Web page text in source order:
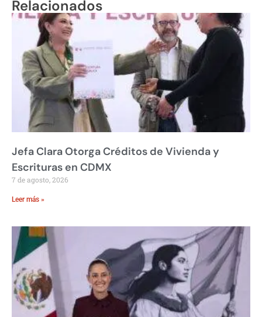
Relacionados
Jefa Clara Otorga Créditos de Vivienda y
Escrituras en CDMX
7 de agosto, 2026
Leer más »